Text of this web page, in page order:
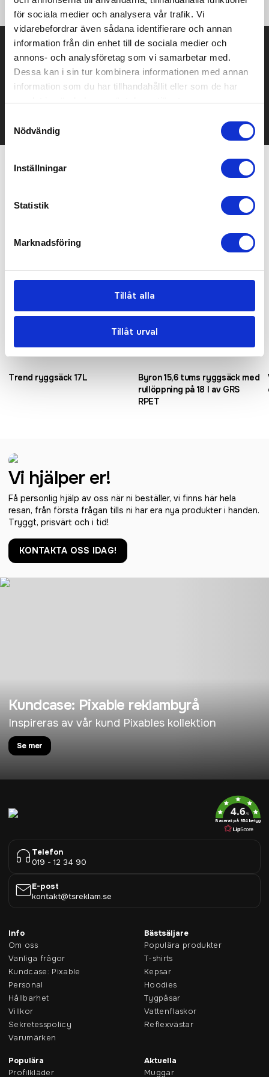
för sociala medier och analysera vår trafik. Vi
vidarebefordrar även sådana identifierare och annan
information från din enhet till de sociala medier och
annons- och analysföretag som vi samarbetar med.
Dessa kan i sin tur kombinera informationen med annan
information som du har tillhandahållit eller som de har
samlat in när du har använt deras tjänster.
Nödvändig
Inställningar
Statistik
Marknadsföring
Tillåt alla
Tillåt urval
Prisuppgift på mailen?
Kontakta oss här för att få förslag på produkt och pris över
mailen.
Trend ryggsäck 17L
Byron 15,6 tums ryggsäck med
rullöppning på 18 l av GRS
RPET
Vi hjälper er!
Få personlig hjälp av oss när ni beställer, vi finns här hela
resan, från första frågan tills ni har era nya produkter i handen.
Tryggt, prisvärt och i tid!
KONTAKTA OSS IDAG!
Kundcase: Pixable reklambyrå
Inspireras av vår kund Pixables kollektion
Se mer
4.6/5
Baserat på 954 betyg
Telefon
019 - 12 34 90
E-post
kontakt@tsreklam.se
Info
Om oss
Vanliga frågor
Kundcase: Pixable
Personal
Hållbarhet
Villkor
Sekretesspolicy
Varumärken
Bästsäljare
Populära produkter
T-shirts
Kepsar
Hoodies
Tygpåsar
Vattenflaskor
Reflexvästar
Populära
Profilkläder
Aktuella
Muggar